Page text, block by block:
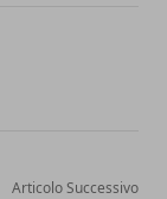
Articolo Successivo